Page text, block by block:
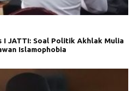
I JATTI: Soal Politik Akhlak Mulia
Islamophobia